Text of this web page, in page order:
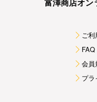
ご
FAQ
会員
プ